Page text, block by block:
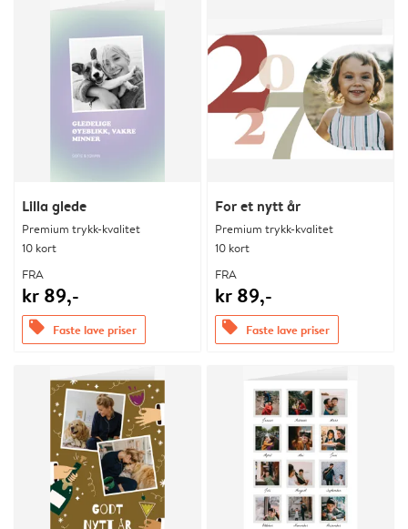
Lilla glede
Premium trykk-kvalitet
10 kort
FRA
kr 89,-
offers Faste lave priser
For et nytt år
Premium trykk-kvalitet
10 kort
FRA
kr 89,-
offers Faste lave priser